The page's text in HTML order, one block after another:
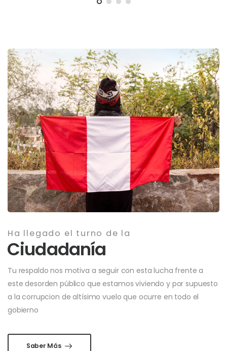
Ha llegado el turno de la
Ciudadanía
Tu respaldo nos motiva a seguir con esta lucha frente a
este desorden público que estamos viviendo y por supuesto
a la corrupcion de altísimo vuelo que ocurre en todo el
gobierno
Saber Más